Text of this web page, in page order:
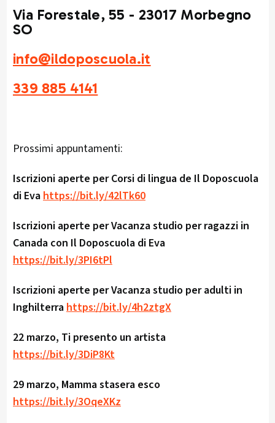
Via Forestale, 55 - 23017 Morbegno
SO
info@ildoposcuola.it
339 885 4141
Prossimi appuntamenti:
Iscrizioni aperte per Corsi di lingua de Il Doposcuola
di Eva https://bit.ly/42lTk60
Iscrizioni aperte per Vacanza studio per ragazzi in
Canada con Il Doposcuola di Eva
https://bit.ly/3PI6tPl
Iscrizioni aperte per Vacanza studio per adulti in
Inghilterra https://bit.ly/4h2ztgX
22 marzo, Ti presento un artista
https://bit.ly/3DiP8Kt
29 marzo, Mamma stasera esco
https://bit.ly/3OqeXKz